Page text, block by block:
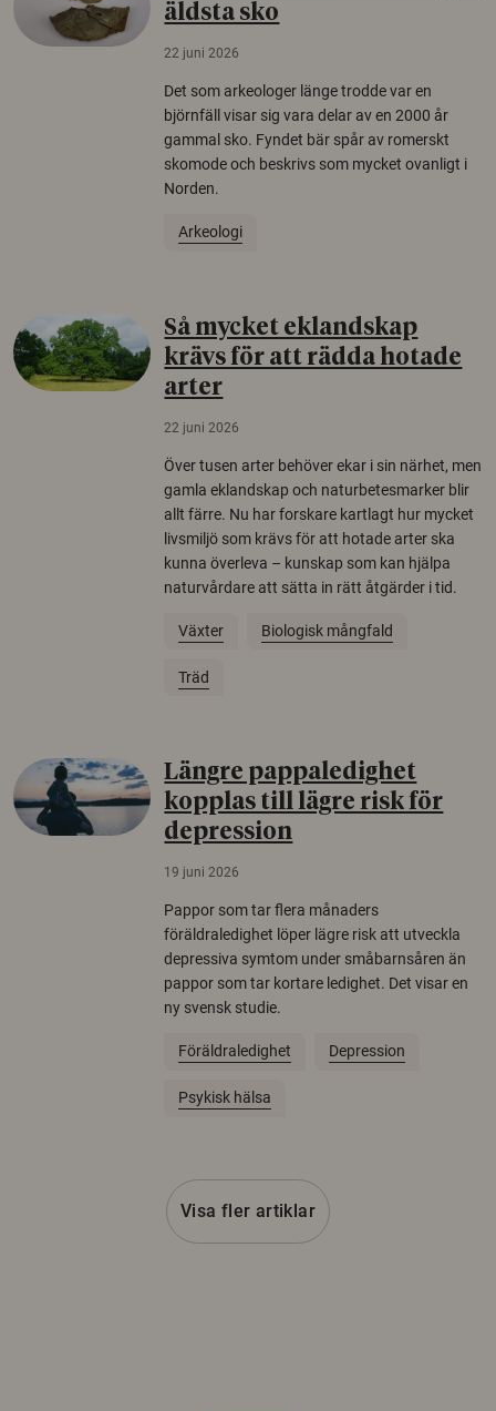
äldsta sko
22 juni 2026
Det som arkeologer länge trodde var en
björnfäll visar sig vara delar av en 2000 år
gammal sko. Fyndet bär spår av romerskt
skomode och beskrivs som mycket ovanligt i
Norden.
Arkeologi
Så mycket eklandskap
krävs för att rädda hotade
arter
22 juni 2026
Över tusen arter behöver ekar i sin närhet, men
gamla eklandskap och naturbetesmarker blir
allt färre. Nu har forskare kartlagt hur mycket
livsmiljö som krävs för att hotade arter ska
kunna överleva – kunskap som kan hjälpa
naturvårdare att sätta in rätt åtgärder i tid.
Växter Biologisk mångfald
Träd
Längre pappaledighet
kopplas till lägre risk för
depression
19 juni 2026
Pappor som tar flera månaders
föräldraledighet löper lägre risk att utveckla
depressiva symtom under småbarnsåren än
pappor som tar kortare ledighet. Det visar en
ny svensk studie.
Föräldraledighet Depression
Psykisk hälsa
Visa fler artiklar